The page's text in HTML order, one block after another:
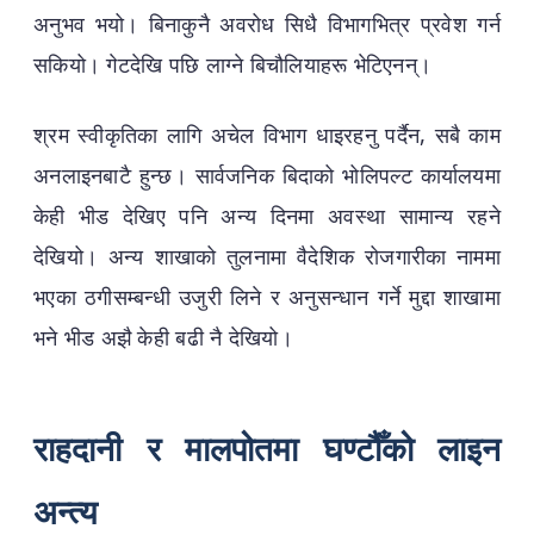
अनुभव भयो। बिनाकुनै अवरोध सिधै विभागभित्र प्रवेश गर्न
सकियो। गेटदेखि पछि लाग्ने बिचौलियाहरू भेटिएनन्।
श्रम स्वीकृतिका लागि अचेल विभाग धाइरहनु पर्दैन, सबै काम
अनलाइनबाटै हुन्छ। सार्वजनिक बिदाको भोलिपल्ट कार्यालयमा
केही भीड देखिए पनि अन्य दिनमा अवस्था सामान्य रहने
देखियो। अन्य शाखाको तुलनामा वैदेशिक रोजगारीका नाममा
भएका ठगीसम्बन्धी उजुरी लिने र अनुसन्धान गर्ने मुद्दा शाखामा
भने भीड अझै केही बढी नै देखियो।
राहदानी र मालपोतमा घण्टौँको लाइन
अन्त्य